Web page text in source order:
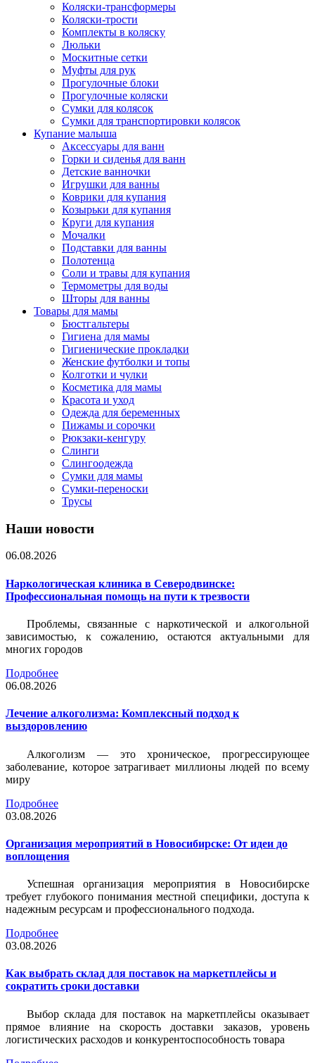
Коляски-трансформеры
Коляски-трости
Комплекты в коляску
Люльки
Москитные сетки
Муфты для рук
Прогулочные блоки
Прогулочные коляски
Сумки для колясок
Сумки для транспортировки колясок
Купание малыша
Аксессуары для ванн
Горки и сиденья для ванн
Детские ванночки
Игрушки для ванны
Коврики для купания
Козырьки для купания
Круги для купания
Мочалки
Подставки для ванны
Полотенца
Соли и травы для купания
Термометры для воды
Шторы для ванны
Товары для мамы
Бюстгальтеры
Гигиена для мамы
Гигиенические прокладки
Женские футболки и топы
Колготки и чулки
Косметика для мамы
Красота и уход
Одежда для беременных
Пижамы и сорочки
Рюкзаки-кенгуру
Слинги
Слингоодежда
Сумки для мамы
Сумки-переноски
Трусы
Наши новости
06.08.2026
Наркологическая клиника в Северодвинске:
Профессиональная помощь на пути к трезвости
Проблемы, связанные с наркотической и алкогольной
зависимостью, к сожалению, остаются актуальными для
многих городов
Подробнее
06.08.2026
Лечение алкоголизма: Комплексный подход к
выздоровлению
Алкоголизм — это хроническое, прогрессирующее
заболевание, которое затрагивает миллионы людей по всему
миру
Подробнее
03.08.2026
Организация мероприятий в Новосибирске: От идеи до
воплощения
Успешная организация мероприятия в Новосибирске
требует глубокого понимания местной специфики, доступа к
надежным ресурсам и профессионального подхода.
Подробнее
03.08.2026
Как выбрать склад для поставок на маркетплейсы и
сократить сроки доставки
Выбор склада для поставок на маркетплейсы оказывает
прямое влияние на скорость доставки заказов, уровень
логистических расходов и конкурентоспособность товара